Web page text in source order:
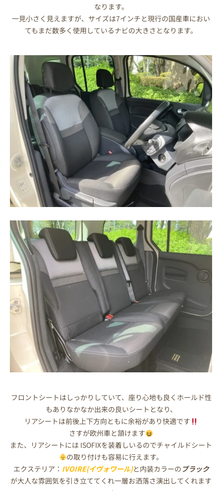
なります。
一見小さく見えますが、サイズは7インチと現行の国産車におい
てもまだ数多く使用しているナビの大きさとなります。
フロントシートはしっかりしていて、座り心地も良くホールド性
もありなかなか出来の良いシートとなり、
リアシートは前後上下方向ともに余裕があり快適です
さすが欧州車と頷けます
また、リアシートには ISOFIXを装着しいるのでチャイルドシート
の取り付けも容易に行えます。
エクステリア： IVOIRE(イヴォワール)と内装カラーの ブラック
が大人な雰囲気を引き立ててくれ一層お洒落さ演出してくれます